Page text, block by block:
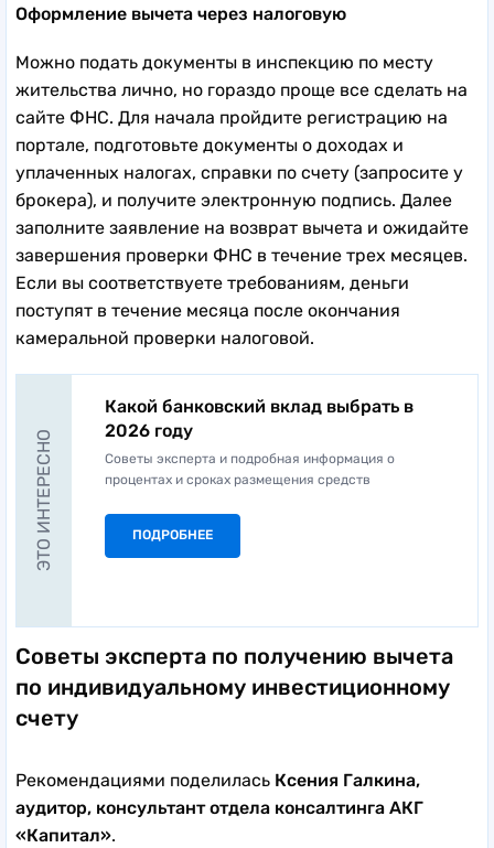
Оформление вычета через налоговую
Можно подать документы в инспекцию по месту
жительства лично, но гораздо проще все сделать на
сайте ФНС. Для начала пройдите регистрацию на
портале, подготовьте документы о доходах и
уплаченных налогах, справки по счету (запросите у
брокера), и получите электронную подпись. Далее
заполните заявление на возврат вычета и ожидайте
завершения проверки ФНС в течение трех месяцев.
Если вы соответствуете требованиям, деньги
поступят в течение месяца после окончания
камеральной проверки налоговой.
ЭТО ИНТЕРЕСНО
Какой банковский вклад выбрать в
2026 году
Советы эксперта и подробная информация о
процентах и сроках размещения средств
ПОДРОБНЕЕ
Советы эксперта по получению вычета
по индивидуальному инвестиционному
счету
Рекомендациями поделилась Ксения Галкина,
аудитор, консультант отдела консалтинга АКГ
«Капитал».